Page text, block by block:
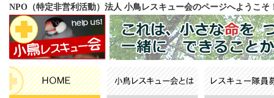
NPO（特定非営利活動）法人 小鳥レスキュー会のページへようこそ